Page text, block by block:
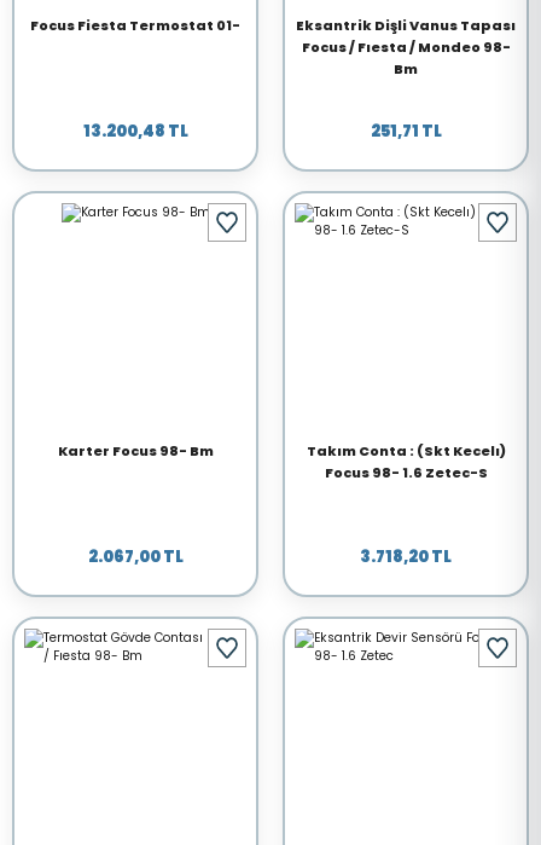
Focus Fiesta Termostat 01-
13.200,48 TL
Eksantrik Dişli Vanus Tapası
Focus / Fıesta / Mondeo 98-
Bm
251,71 TL
Karter Focus 98- Bm
2.067,00 TL
Takım Conta : (Skt Kecelı)
Focus 98- 1.6 Zetec-S
3.718,20 TL